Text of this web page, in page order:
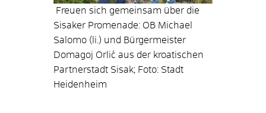
Freuen sich gemeinsam über die
Sisaker Promenade: OB Michael
Salomo (li.) und Bürgermeister
Domagoj Orlić aus der kroatischen
Partnerstadt Sisak; Foto: Stadt
Heidenheim